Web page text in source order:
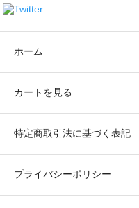
ホーム
カートを見る
特定商取引法に基づく表記
プライバシーポリシー